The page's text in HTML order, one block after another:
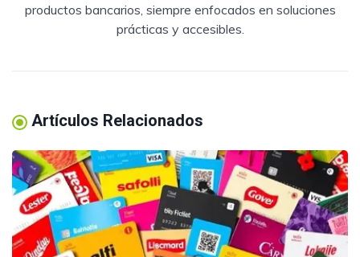
productos bancarios, siempre enfocados en soluciones
prácticas y accesibles.
Artículos Relacionados